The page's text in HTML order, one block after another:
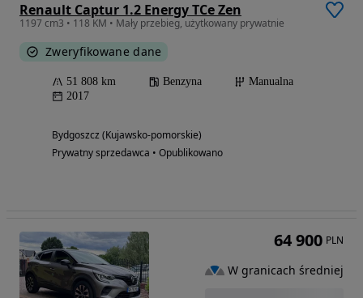
Renault Captur 1.2 Energy TCe Zen
1197 cm3 • 118 KM • Mały przebieg, użytkowany prywatnie
Zweryfikowane dane
51 808 km Benzyna
Manualna
2017
Bydgoszcz (Kujawsko-pomorskie)
Prywatny sprzedawca • Opublikowano
64 900 PLN
W granicach średniej